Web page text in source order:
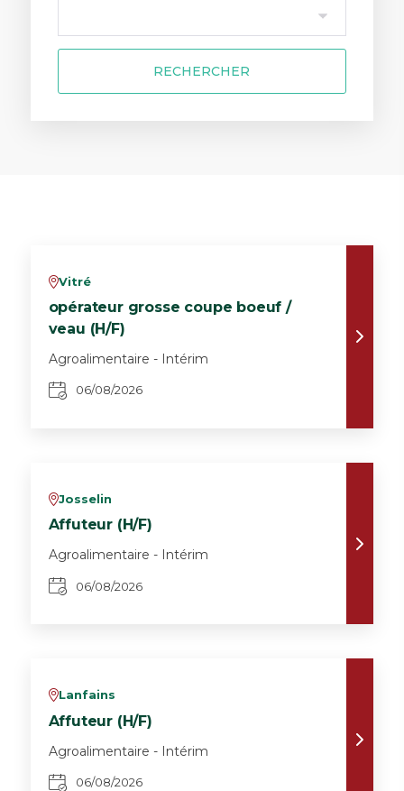
RECHERCHER
vVitré
opérateur grosse coupe boeuf /
veau (H/F)
Agroalimentaire - Intérim
06/08/2026
vJosselin
Affuteur (H/F)
Agroalimentaire - Intérim
06/08/2026
vLanfains
Affuteur (H/F)
Agroalimentaire - Intérim
06/08/2026